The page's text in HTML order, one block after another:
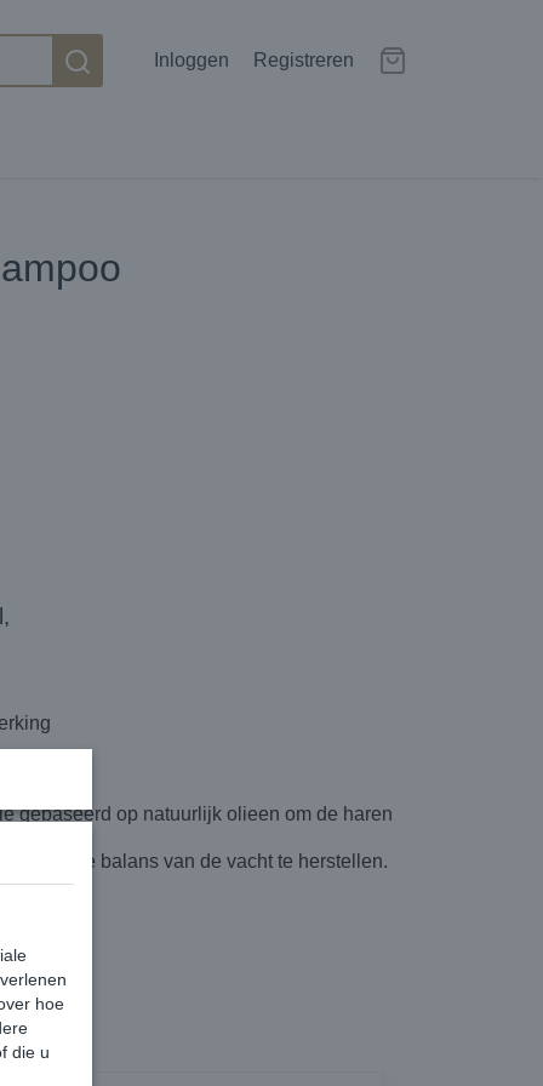
Inloggen Registreren
gebaseerd op natuurlijk olieen om de haren
balans van de vacht te herstellen.
hoe
die u